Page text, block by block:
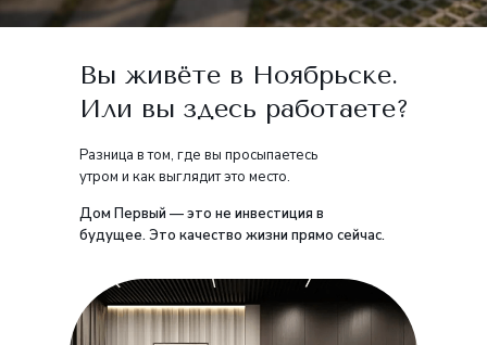
Разница в том, где вы просыпаетесь
утром и как выглядит это место.
Дом Первый — это не инвестиция в
будущее. Это качество жизни прямо сейчас.
Вы живёте в Ноябрьске.
Или вы здесь работаете?